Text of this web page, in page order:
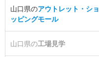
山口県のアウトレット・ショ
ッピングモール
山口県の工場見学